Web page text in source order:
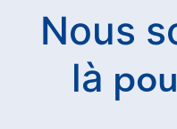
Nous
là